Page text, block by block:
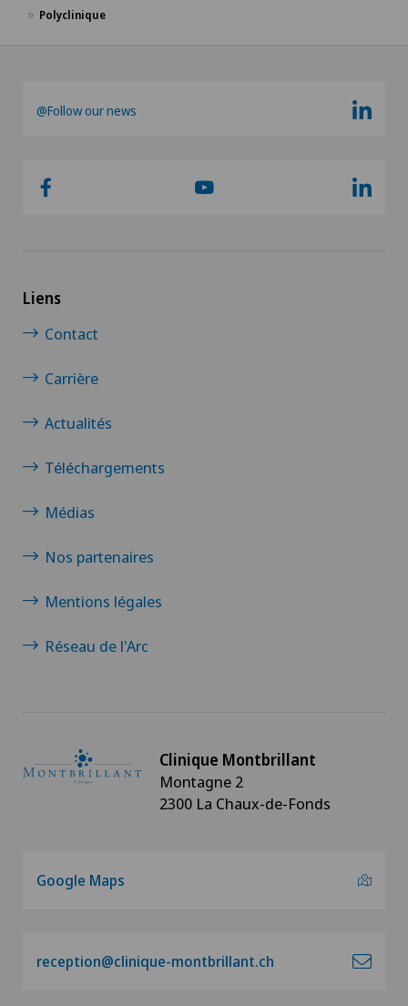
Polyclinique
@Follow our news
Liens
Contact
Carrière
Actualités
Téléchargements
Médias
Nos partenaires
Mentions légales
Réseau de l'Arc
Clinique Montbrillant
Montagne 2
2300 La Chaux-de-Fonds
Google Maps
reception@clinique-montbrillant.ch